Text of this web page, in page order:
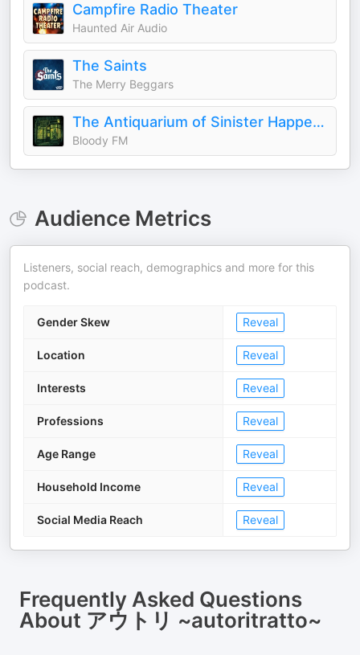
Campfire Radio Theater
Haunted Air Audio
The Saints
The Merry Beggars
The Antiquarium of Sinister Happenings
Bloody FM
Audience Metrics
Listeners, social reach, demographics and more for this
podcast.
Gender Skew Reveal
Location Reveal
Interests Reveal
Professions Reveal
Age Range Reveal
Household Income Reveal
Social Media Reach Reveal
Frequently Asked Questions
About アウトリ ~autoritratto~